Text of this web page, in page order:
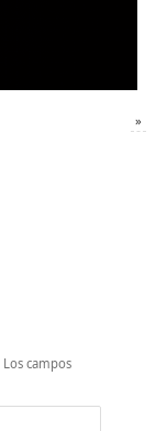
»
Los campos